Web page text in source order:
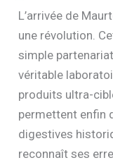
L’arrivée de
une révolution.
simple
véritable
produits ultra-
permettent enfin
digestives
reconnaît ses